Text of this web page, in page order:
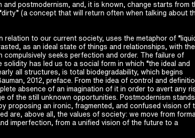
and postmodernism, and, it is known, change starts from
(a concept that will return often when talking about
relation to our current society, uses the metaphor of
as an ideal state of things and relationships, with the
compulsively seeks perfection and order. The failure of
solidity has led us to a social form in which “the ideal and
all structures, is total biodegradability, which begins
2012, preface. From the idea of control and
absence of an imagination of it in order to avert any
of the still unknown opportunities. Postmodernism
proposing an ironic, fragmented, and confused vision of
are, above all, the values of society: we move from formal
imperfection, from a unified vision of the future to a